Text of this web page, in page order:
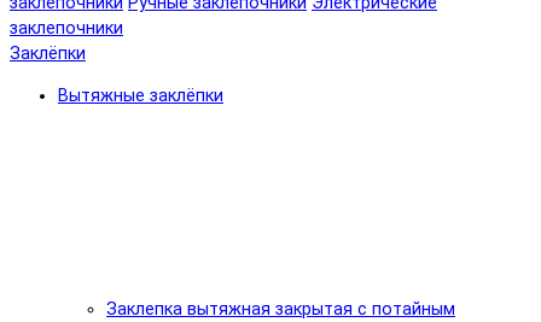
заклепочники
Заклёпки
Вытяжные заклёпки
Заклепка вытяжная закрытая с потайным